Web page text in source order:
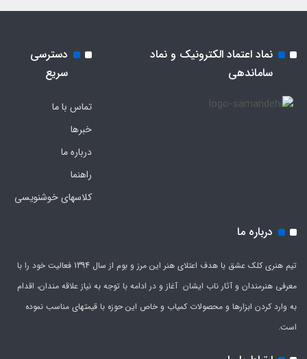
نماد اعتماد الکترونیک و نماد
ساماندهی
دسترسی
سریع
تماس با ما
خبرها
درباره ما
راهنما
کلاسهای خوشنویسی
درباره ما
تیم هنری کلک عشق با هدف اعتلای هنر این مرز و بوم از سال 1394 فعالیت خود را با
معرفی هنرمندان و آثار ناب ایشان آغاز و در ادامه با توجه به نیاز علاقه مندان، اقدام
به وارد کردن ابزارها و محصولات کمیاب و خاص این حوزه با قیمتهای مناسب نموده
است.